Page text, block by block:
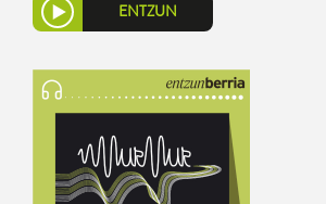
ENTZUN